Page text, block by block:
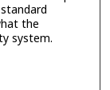
the
system.